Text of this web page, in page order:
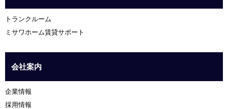
トランクルーム
ミサワホーム賃貸サポート
会社案内
企業情報
採用情報